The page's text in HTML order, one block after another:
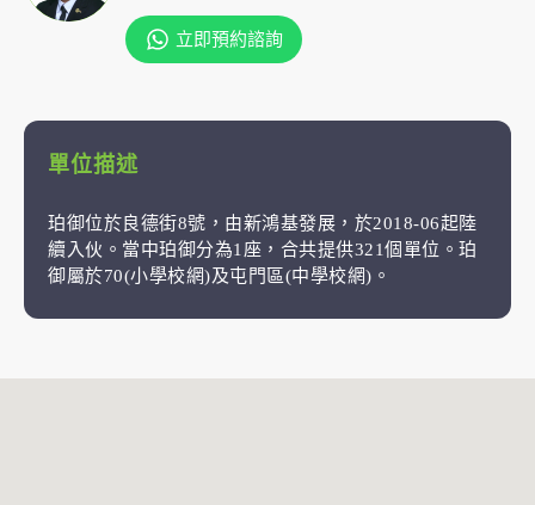
立即預約諮詢
單位描述
珀御位於良德街8號，由新鴻基發展，於2018-06起陸
續入伙。當中珀御分為1座，合共提供321個單位。珀
御屬於70(小學校網)及屯門區(中學校網)。